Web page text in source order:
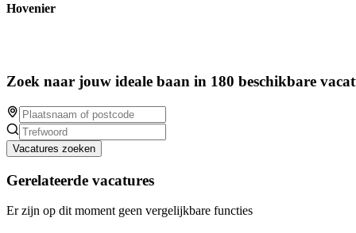
Hovenier
Zoek naar jouw ideale baan in 180 beschikbare
Vacatures zoeken
Gerelateerde vacatures
Er zijn op dit moment geen vergelijkbare functies